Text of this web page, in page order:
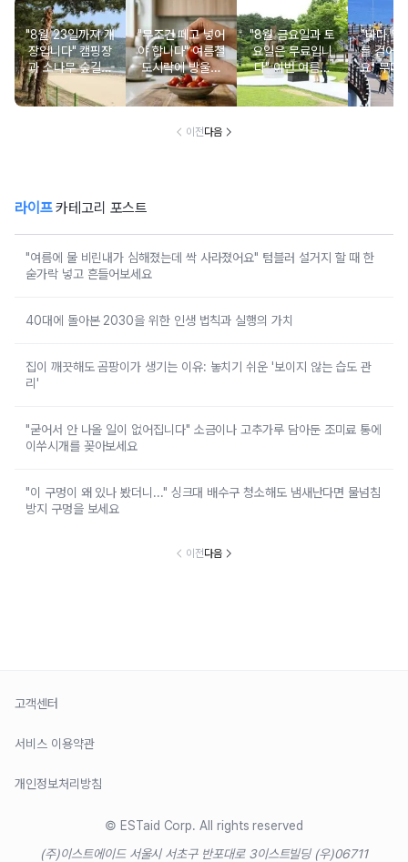
"8월 23일까지 개
장입니다" 캠핑장
과 소나무 숲길이
붙어있는 조용한
남해 해수욕장
"무조건 떼고 넣어
야 합니다" 여름철
도시락에 방울토
마토 꼭지 그대로
넣으면 생기는 일
"8월 금요일과 토
요일은 무료입니
다" 이번 여름에
무료로 입장 가능
한 의미 있는 여행
"바다 위
를 걸어
요" 무더
만드는
풍경
이전다음
라이프카테고리 포스트
"여름에 물 비린내가 심해졌는데 싹 사라졌어요" 텀블러 설거지 할 때 한
숟가락 넣고 흔들어보세요
40대에 돌아본 2030을 위한 인생 법칙과 실행의 가치
집이 깨끗해도 곰팡이가 생기는 이유: 놓치기 쉬운 '보이지 않는 습도 관
리'
"굳어서 안 나올 일이 없어집니다" 소금이나 고추가루 담아둔 조미료 통에
이쑤시개를 꽂아보세요
"이 구멍이 왜 있나 봤더니..." 싱크대 배수구 청소해도 냄새난다면 물넘침
방지 구멍을 보세요
이전다음
고객센터
서비스 이용약관
개인정보처리방침
© ESTaid Corp. All rights reserved
(주)이스트에이드 서울시 서초구 반포대로 3이스트빌딩 (우)06711